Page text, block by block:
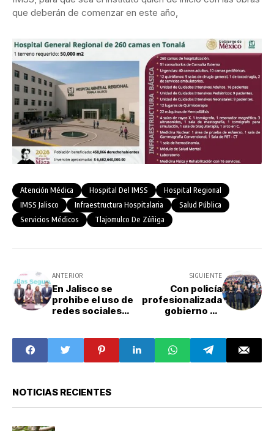
que deberán de comenzar en este año,
Atención Médica Hospital Del IMSS
Hospital Regional
IMSS Jalisco
Infraestructura Hospitalaria
Salud Pública
Servicios Médicos
Tlajomulco De Zúñiga
ANTERIOR
En Jalisco se
prohibe el uso de
redes sociales
SIGUIENTE
Con policía
profesionalizada
gobierno de
familias
NOTICIAS RECIENTES